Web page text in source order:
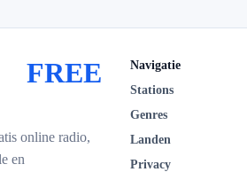
FREE
online radio,
en
Navigatie
Stations
Genres
Landen
Privacy